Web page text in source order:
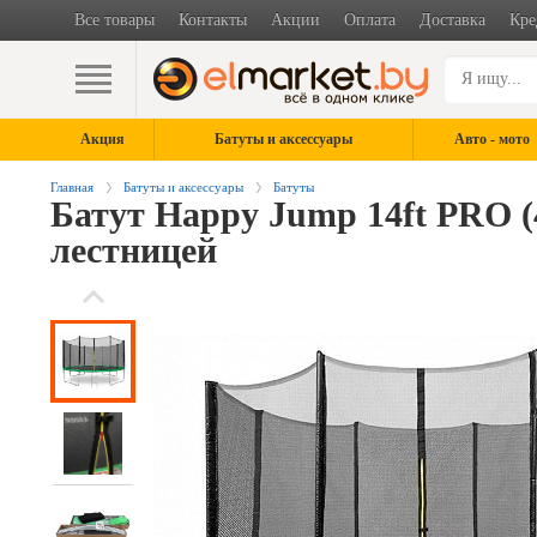
Все товары Контакты Акции Оплата Доставка
Акция Батуты и аксессуары Авто - мото
Главная Батуты и аксессуары Батуты
Батут Happy Jump 14ft PRO
лестницей